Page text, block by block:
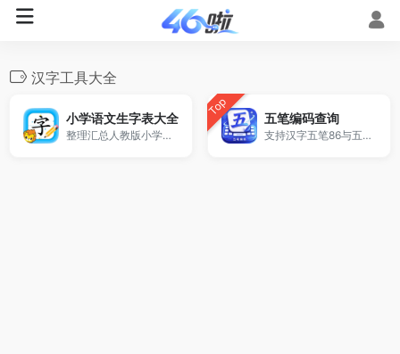
汉字工具大全
小学语文生字表大全
整理汇总人教版小学语文一到六年级课本生字。
Top 五笔编码查询
支持汉字五笔86与五笔98输入法编码查询。